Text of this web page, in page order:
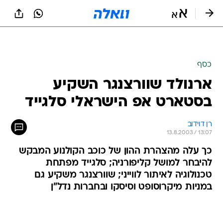
כסף
ארנולד שוורצנגר השקיע
בסטארט אפ הישראלי סלגייד
רן דוידוב
13.8.2003 / 13:07
כך עלה מהצהרת ההון של כוכב הקולנוע המבקש
להיבחר למושל קליפורניה; סלגייד מפתחת
טכנולוגיה לאיתור לווייני; שוורצנגר משקיע גם
במניות מיקרוסופט וסיסקו ובחברות נדל"ן